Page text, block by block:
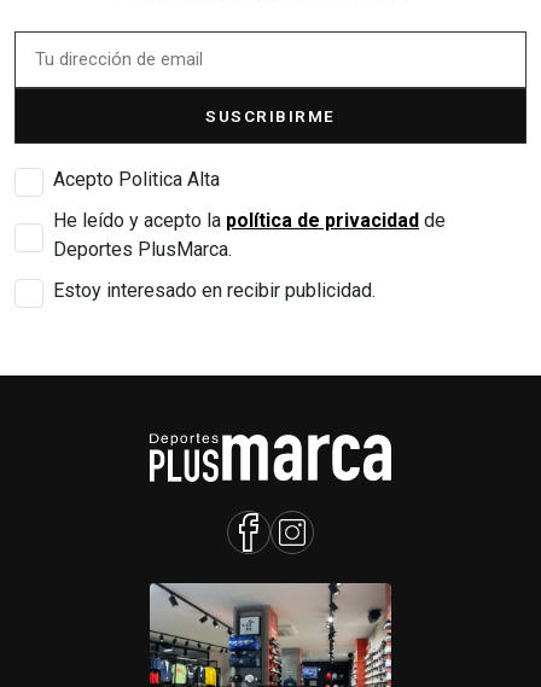
SUSCRIBIRME
Acepto Politica Alta
He leído y acepto la política de privacidad de
Deportes PlusMarca.
Estoy interesado en recibir publicidad.